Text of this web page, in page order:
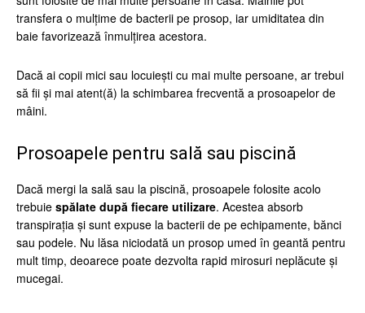
transfera o mulțime de bacterii pe prosop, iar umiditatea din
baie favorizează înmulțirea acestora.
Dacă ai copii mici sau locuiești cu mai multe persoane, ar trebui
să fii și mai atent(ă) la schimbarea frecventă a prosoapelor de
mâini.
Prosoapele pentru sală sau piscină
Dacă mergi la sală sau la piscină, prosoapele folosite acolo
trebuie spălate după fiecare utilizare. Acestea absorb
transpirația și sunt expuse la bacterii de pe echipamente, bănci
sau podele. Nu lăsa niciodată un prosop umed în geantă pentru
mult timp, deoarece poate dezvolta rapid mirosuri neplăcute și
mucegai.